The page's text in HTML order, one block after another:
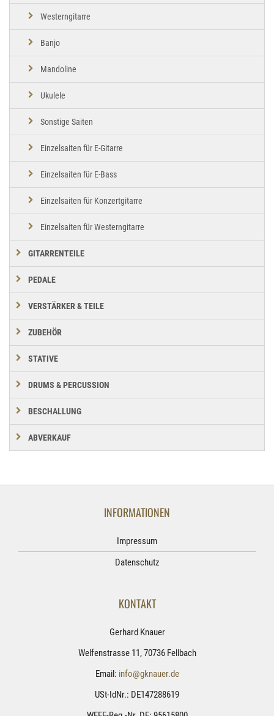
Westerngitarre
Banjo
Mandoline
Ukulele
Sonstige Saiten
Einzelsaiten für E-Gitarre
Einzelsaiten für E-Bass
Einzelsaiten für Konzertgitarre
Einzelsaiten für Westerngitarre
GITARRENTEILE
PEDALE
VERSTÄRKER & TEILE
ZUBEHÖR
STATIVE
DRUMS & PERCUSSION
BESCHALLUNG
ABVERKAUF
INFORMATIONEN
Impressum
Datenschutz
KONTAKT
Gerhard Knauer
Welfenstrasse 11, 70736 Fellbach
Email: info@gknauer.de
USt-IdNr.: DE147288619